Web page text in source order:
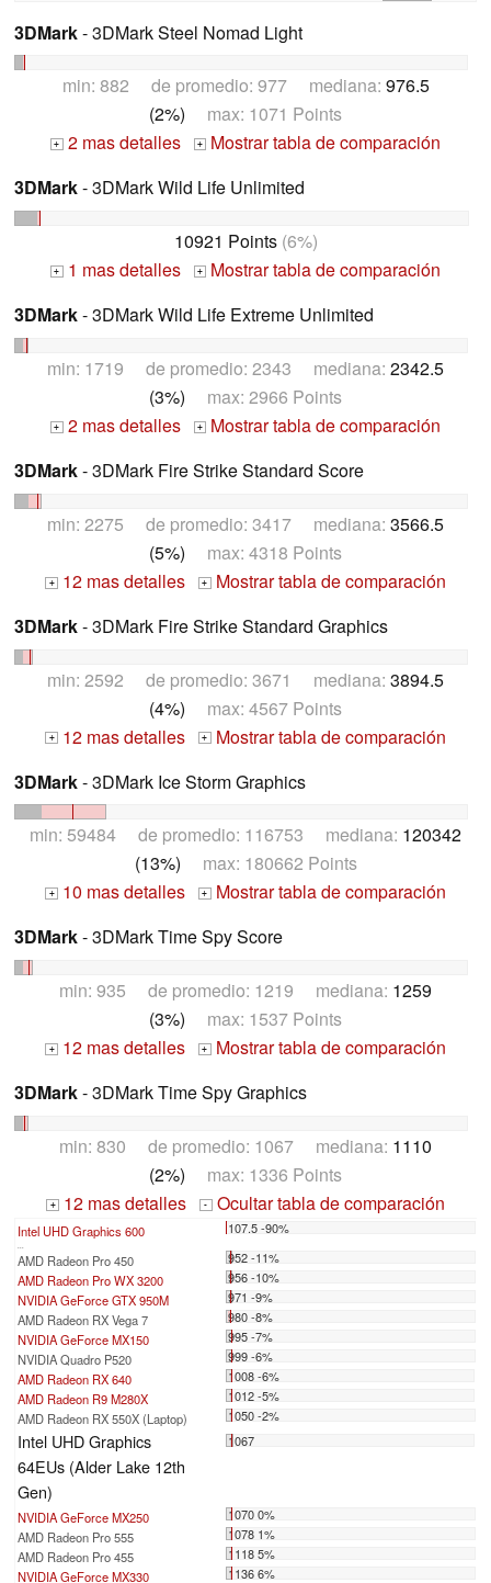
3DMark- 3DMark Steel Nomad Light
min: 882 de promedio: 977 mediana: 976.5
(2%) max: 1071 Points
+ 2 mas detalles +
Mostrar tabla de comparación
3DMark- 3DMark Wild Life Unlimited
10921 Points(6%)
+ 1 mas detalles +
Mostrar tabla de comparación
3DMark- 3DMark Wild Life Extreme Unlimited
min: 1719 de promedio: 2343 mediana: 2342.5
(3%) max: 2966 Points
+ 2 mas detalles +
Mostrar tabla de comparación
3DMark- 3DMark Fire Strike Standard Score
min: 2275 de promedio: 3417 mediana: 3566.5
(5%) max: 4318 Points
+ 12 mas detalles + Mostrar tabla de comparación
3DMark- 3DMark Fire Strike Standard Graphics
min: 2592 de promedio: 3671 mediana: 3894.5
(4%) max: 4567 Points
+ 12 mas detalles + Mostrar tabla de comparación
3DMark- 3DMark Ice Storm Graphics
min: 59484 de promedio: 116753 mediana: 120342
(13%) max: 180662 Points
+ 10 mas detalles + Mostrar tabla de comparación
3DMark- 3DMark Time Spy Score
min: 935 de promedio: 1219 mediana: 1259
(3%) max: 1537 Points
+ 12 mas detalles + Mostrar tabla de comparación
3DMark- 3DMark Time Spy Graphics
min: 830 de promedio: 1067 mediana: 1110
(2%) max: 1336 Points
+ 12 mas detalles - Ocultar tabla de comparación
Intel UHD Graphics 600 107.5 -90%
...
AMD Radeon Pro 450
952 -11%
AMD Radeon Pro WX 3200
956 -10%
NVIDIA GeForce GTX 950M
971 -9%
AMD Radeon RX Vega 7
980 -8%
NVIDIA GeForce MX150
995 -7%
NVIDIA Quadro P520
999 -6%
AMD Radeon RX 640
1008 -6%
AMD Radeon R9 M280X
1012 -5%
AMD Radeon RX 550X (Laptop)
1050 -2%
Intel UHD Graphics
64EUs (Alder Lake 12th
Gen)
1067
NVIDIA GeForce MX250
1070 0%
AMD Radeon Pro 555
1078 1%
AMD Radeon Pro 455
1118 5%
NVIDIA GeForce MX330
1136 6%